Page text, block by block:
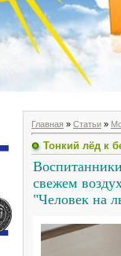
Главная » Статьи »
Тонкий лёд к
свежем
"Человек на